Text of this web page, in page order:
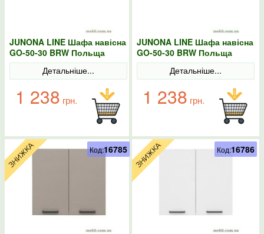
JUNONA LINE Шафа навісна
GO-50-30 BRW Польща
Сонома
Детальніше...
1 238 грн.
JUNONA LINE Шафа навісна
GO-50-30 BRW Польща
колір-білий
Детальніше...
1 238 грн.
Код:16785 Код:16786